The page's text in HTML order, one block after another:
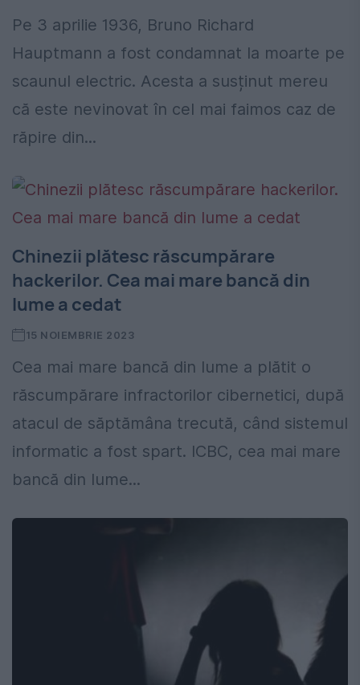
Pe 3 aprilie 1936, Bruno Richard
Hauptmann a fost condamnat la moarte pe
scaunul electric. Acesta a susținut mereu
că este nevinovat în cel mai faimos caz de
răpire din...
Chinezii plătesc răscumpărare
hackerilor. Cea mai mare bancă din
lume a cedat
15 NOIEMBRIE 2023
Cea mai mare bancă din lume a plătit o
răscumpărare infractorilor cibernetici, după
atacul de săptămâna trecută, când sistemul
informatic a fost spart. ICBC, cea mai mare
bancă din lume...